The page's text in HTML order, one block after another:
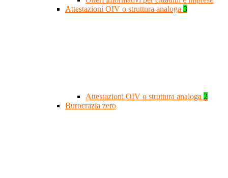
Attestazioni OIV o struttura analoga 3
Attestazioni OIV o struttura analoga 2
Burocrazia zero